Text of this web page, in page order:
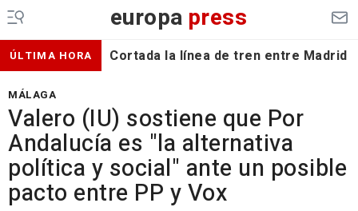
europa press
ÚLTIMA HORA Cortada la línea de tren entre Madrid
MÁLAGA
Valero (IU) sostiene que Por
Andalucía es "la alternativa
política y social" ante un posible
pacto entre PP y Vox